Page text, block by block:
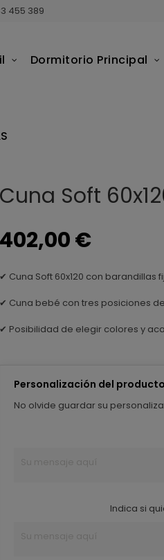
455 389
Dormitorio Principal
Cuna Soft
402,00 €
✔ Cuna Soft 60x120 con barandillas
✔ Cuna bebé con tres posiciones
✔ Posibilidad de elegir colores y
Personalización del producto
No olvide guardar su
Indica si